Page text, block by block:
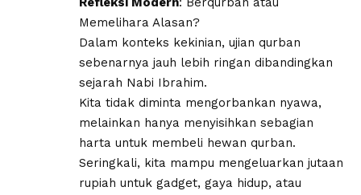
Memelihara Alasan?
​Dalam konteks kekinian, ujian qurban
sebenarnya jauh lebih ringan dibandingkan
sejarah Nabi Ibrahim.
Kita tidak diminta mengorbankan nyawa,
melainkan hanya menyisihkan sebagian
harta untuk membeli hewan qurban.
Seringkali, kita mampu mengeluarkan jutaan
rupiah untuk gadget, gaya hidup, atau